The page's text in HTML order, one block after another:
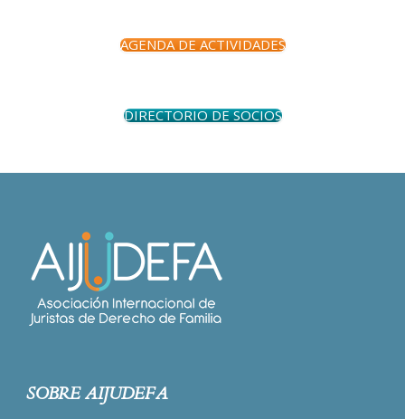
AGENDA DE ACTIVIDADES
DIRECTORIO DE SOCIOS
SOBRE AIJUDEFA